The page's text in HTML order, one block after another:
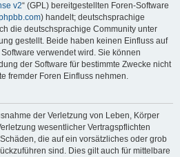
v2“ (GPL) bereitgestellten Foren-Software
) handelt; deutschsprachige
die deutschsprachige Community unter
gestellt. Beide haben keinen Einfluss auf
verwendet wird. Sie können
der Software für bestimmte Zwecke nicht
fremder Foren Einfluss nehmen.
der Verletzung von Leben, Körper
wesentlicher Vertragspflichten
die auf ein vorsätzliches oder grob
sind. Dies gilt auch für mittelbare